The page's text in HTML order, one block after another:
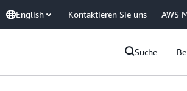
English Kontaktieren Sie uns AWS
Suche